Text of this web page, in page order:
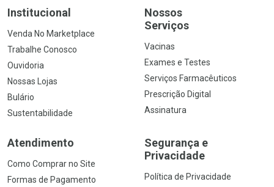
Institucional
Venda No Marketplace
Trabalhe Conosco
Ouvidoria
Nossas Lojas
Bulário
Sustentabilidade
Nossos
Serviços
Vacinas
Exames e Testes
Serviços Farmacêuticos
Prescrição Digital
Assinatura
Atendimento
Como Comprar no Site
Formas de Pagamento
Segurança e
Privacidade
Política de Privacidade